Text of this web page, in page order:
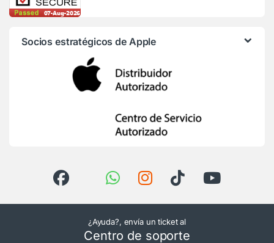
Socios estratégicos de Apple
¿Ayuda?, envía un ticket al
Centro de soporte